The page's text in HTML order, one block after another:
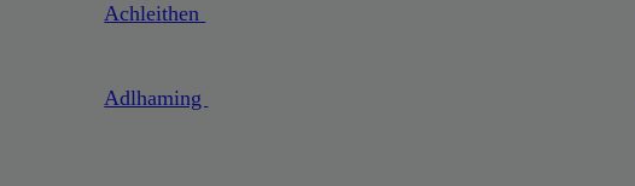
Achleithen
Adlhaming